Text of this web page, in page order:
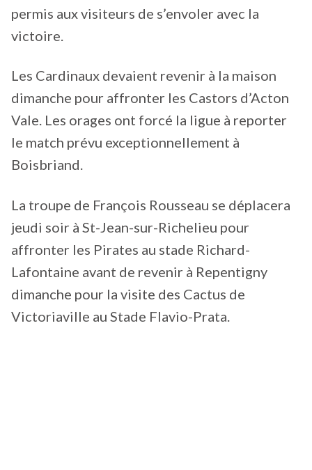
permis aux visiteurs de s’envoler avec la
victoire.
Les Cardinaux devaient revenir à la maison
dimanche pour affronter les Castors d’Acton
Vale. Les orages ont forcé la ligue à reporter
le match prévu exceptionnellement à
Boisbriand.
La troupe de François Rousseau se déplacera
jeudi soir à St-Jean-sur-Richelieu pour
affronter les Pirates au stade Richard-
Lafontaine avant de revenir à Repentigny
dimanche pour la visite des Cactus de
Victoriaville au Stade Flavio-Prata.